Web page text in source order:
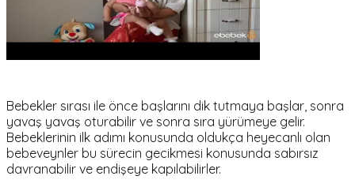
Bebekler sırası ile önce başlarını dik tutmaya başlar, sonra
yavaş yavaş oturabilir ve sonra sıra yürümeye gelir.
Bebeklerinin ilk adımı konusunda oldukça heyecanlı olan
bebeveynler bu sürecin gecikmesi konusunda sabırsız
davranabilir ve endişeye kapılabilirler.